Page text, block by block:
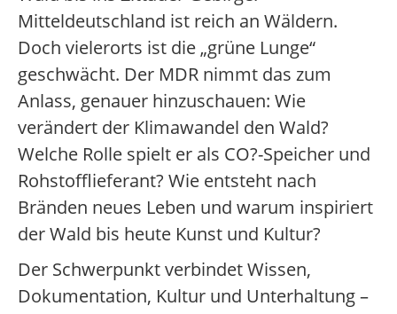
Mitteldeutschland ist reich an Wäldern.
Doch vielerorts ist die „grüne Lunge“
geschwächt. Der MDR nimmt das zum
Anlass, genauer hinzuschauen: Wie
verändert der Klimawandel den Wald?
Welche Rolle spielt er als CO?-Speicher und
Rohstofflieferant? Wie entsteht nach
Bränden neues Leben und warum inspiriert
der Wald bis heute Kunst und Kultur?
Der Schwerpunkt verbindet Wissen,
Dokumentation, Kultur und Unterhaltung –